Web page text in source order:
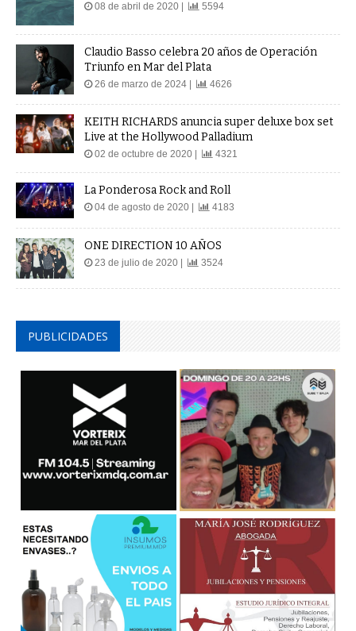
08 de abril de 2020 | 5594
Claudio Basso celebra 20 años de Operación
Triunfo en Mar del Plata
26 de marzo de 2024 | 4626
KEITH RICHARDS anuncia super deluxe box set
Live at the Hollywood Palladium
02 de octubre de 2020 | 4321
La Ponderosa Rock and Roll
04 de agosto de 2020 | 4183
ONE DIRECTION 10 AÑOS
23 de julio de 2020 | 3524
PUBLICIDADES